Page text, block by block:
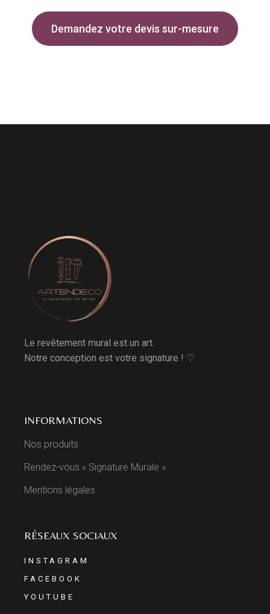
Demandez votre devis sur-mesure
Le revêtement mural est un art.
Notre conception est votre signature ! ♡
INFORMATIONS
Nos produits
Rendez-vous « Signature Murale »
Mentions légales
RÉSEAUX SOCIAUX
INSTAGRAM
FACEBOOK
YOUTUBE